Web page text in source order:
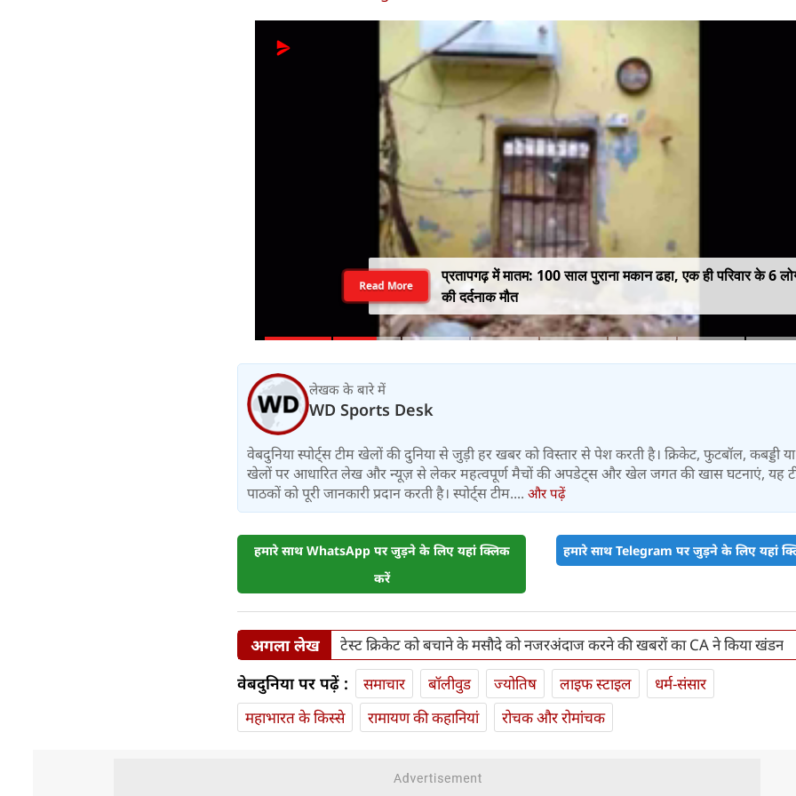
प्रतापगढ़ में मातम: 100 साल पुराना मकान ढहा, एक ही परिवार के 6
की दर्दनाक मौत
Read More
लेखक के बारे में
WD Sports Desk
वेबदुनिया स्पोर्ट्स टीम खेलों की दुनिया से जुड़ी हर खबर को विस्तार से पेश करती है। क्रिकेट, फुटबॉल, कबड्डी
खेलों पर आधारित लेख और न्यूज़ से लेकर महत्वपूर्ण मैचों की अपडेट्स और खेल जगत की खास घटनाएं, यह
पाठकों को पूरी जानकारी प्रदान करती है। स्पोर्ट्स टीम.... और पढ़ें
हमारे साथ WhatsApp पर जुड़ने के लिए यहां क्लिक
करें
हमारे साथ Telegram पर जुड़ने के लिए यहां
अगला लेख टेस्ट क्रिकेट को बचाने के मसौदे को नजरअंदाज करने की खबरों का CA ने किया खंडन
वेबदुनिया पर पढ़ें : समाचार बॉलीवुड ज्योतिष लाइफ स्‍टाइल
धर्म-संसार
महाभारत के किस्से
रामायण की कहानियां रोचक और रोमांचक